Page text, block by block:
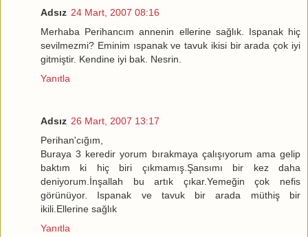
Adsız 24 Mart, 2007 08:16
Merhaba Perihancım annenin ellerine sağlık. Ispanak hiç
sevilmezmi? Eminim ıspanak ve tavuk ikisi bir arada çok iyi
gitmiştir. Kendine iyi bak. Nesrin.
Yanıtla
Adsız 26 Mart, 2007 13:17
Perihan'cığım,
Buraya 3 keredir yorum bırakmaya çalışıyorum ama gelip
baktım ki hiç biri çıkmamış.Şansımı bir kez daha
deniyorum.İnşallah bu artık çıkar.Yemeğin çok nefis
görünüyor. Ispanak ve tavuk bir arada müthiş bir
ikili.Ellerine sağlık
Yanıtla